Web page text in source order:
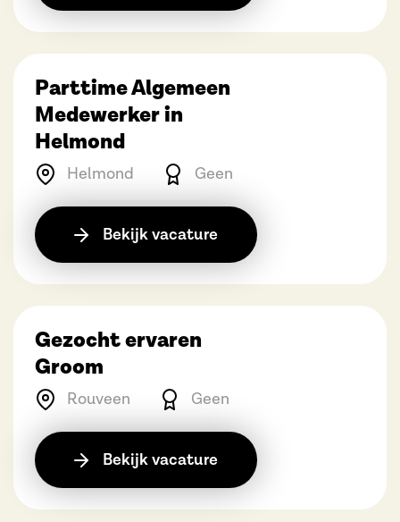
Parttime Algemeen
Medewerker in
Helmond
Helmond Geen
Bekijk vacature
Gezocht ervaren
Groom
Rouveen Geen
Bekijk vacature